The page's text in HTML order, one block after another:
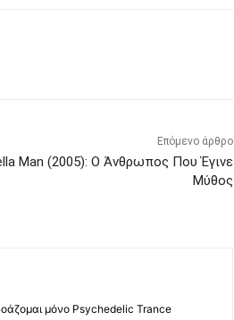
Επόμενο άρθρο
Man (2005): Ο Άνθρωπος Που Έγινε
Μύθος
μόνο Psychedelic Trance